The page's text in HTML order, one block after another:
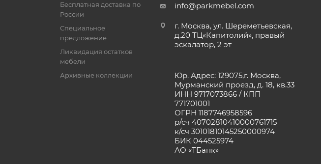
Бесплатная доставка по
России
Специальное
предложение
Ликвидация остатков
мебели
Архивные коллекции
info@parkmebel.com
г. Москва, ул. Шереметьевская,
д.20 ТЦ«Капитолий», правый
эскалатор, 2 эт
Юр. Адрес: 129075,г. Москва,
Мурманский проезд, д. 18, кв.33
ИНН 9717073866 / КПП
771701001
ОГРН 1187746958596
р/сч 40702810410000761715
к/сч 30101810145250000974
БИК 044525974
АО «ТБанк»